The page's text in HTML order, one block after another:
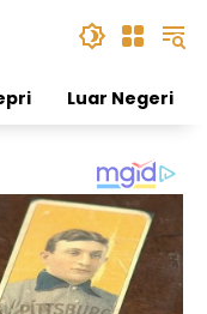
Luar Negeri